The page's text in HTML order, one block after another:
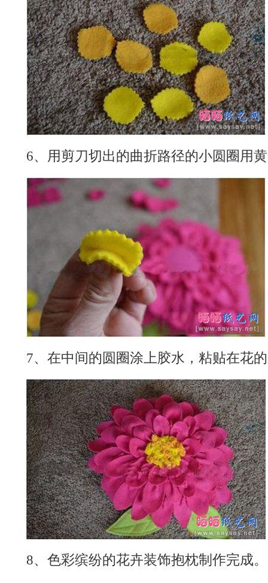
6、用剪刀切出的曲折路径的小圆圈用
7、在中间的圆圈涂上胶水，粘贴在花
8、色彩缤纷的花卉装饰抱枕制作完成。